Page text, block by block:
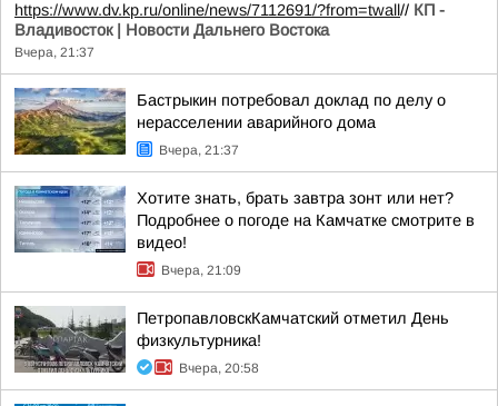
https://www.dv.kp.ru/online/news/7112691/?from=twall// КП -
Владивосток | Новости Дальнего Востока
Вчера, 21:37
Бастрыкин потребовал доклад по делу о
нерасселении аварийного дома
Вчера, 21:37
Хотите знать, брать завтра зонт или нет?
Подробнее о погоде на Камчатке смотрите в
видео!
Вчера, 21:09
ПетропавловскКамчатский отметил День
физкультурника!
Вчера, 20:58